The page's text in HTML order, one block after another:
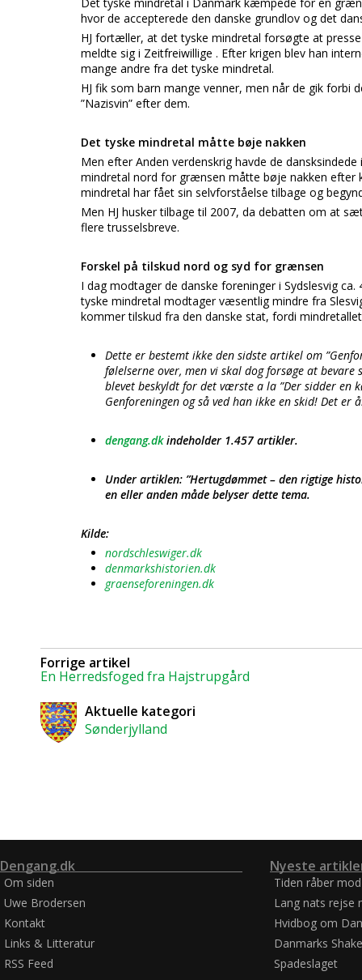
hvor de accepterede den danske grundlov og det
HJ fortæller, at det tyske mindretal forsøgte at
meldte sig i Zeitfreiwillige . Efter krigen blev han
mange andre fra det tyske mindretal.
HJ fik som barn mange venner, men når de gik forbi
”Nazisvin” efter dem.
Det tyske mindretal måtte bøje nakken
Men efter Anden verdenskrig havde de
mindretal nord for grænsen måtte bøje nakken efter
mindretal har fået sin selvforståelse tilbage og
Men HJ husker tilbage til 2007, da debatten om at
flere trusselsbreve.
Forskel på tilskud nord og syd for grænsen
I dag modtager de danske foreninger i Sydslesvig
tyske mindretal modtager væsentlig mindre fra
kommer tilskud fra den danske stat, fordi
Dette er bestemt ikke den sidste artikel om
følelserne over, men vi skal dog forsøge at
blevet beskyldt for det værste a la ”Der sidder en
Genforeningen og så ved han ikke en skid! Det er
dengang.dkindeholder 1.457 artikler.
Under artiklen: ”Hertugdømmet – den rigtige
en eller anden måde belyser dette tema.
Kilde:
nordschleswiger.dk
denmarkshistorien.dk
graenseforeningen.dk
Forrige artikel
En Herredsfoged fra Hajstrupgård
Aktuelle kategori
Sønderjylland
Dengang.dk
Om siden
Uwe Brodersen
Kontakt
Links & Litteratur
RSS Feed
Nyeste
Tiden råber
Lang nats rejse
Hvidbog om
Danmarks
Spadeslaget